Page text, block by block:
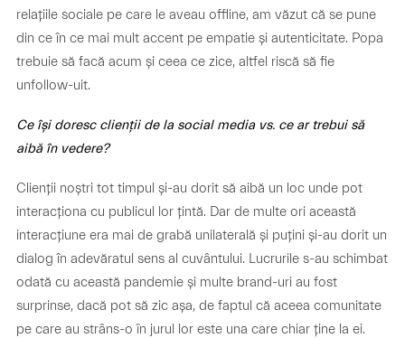
relațiile sociale pe care le aveau offline, am văzut că se pune
din ce în ce mai mult accent pe empatie și autenticitate. Popa
trebuie să facă acum și ceea ce zice, altfel riscă să fie
unfollow-uit.
Ce își doresc clienții de la social media vs. ce ar trebui să
aibă în vedere?
Clienții noștri tot timpul și-au dorit să aibă un loc unde pot
interacționa cu publicul lor țintă. Dar de multe ori această
interacțiune era mai de grabă unilaterală și puțini și-au dorit un
dialog în adevăratul sens al cuvântului. Lucrurile s-au schimbat
odată cu această pandemie și multe brand-uri au fost
surprinse, dacă pot să zic așa, de faptul că aceea comunitate
pe care au strâns-o în jurul lor este una care chiar ține la ei.